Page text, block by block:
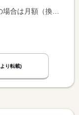
合は時間額を表示しています。
り転載)